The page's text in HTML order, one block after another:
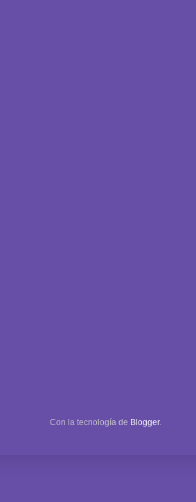
Con la tecnología de Blogger.